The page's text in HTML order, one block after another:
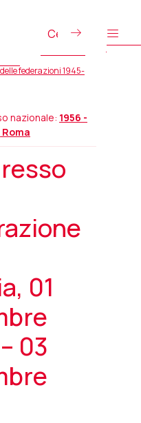
federazioni 1945-
nazionale: 1956 -
01
03